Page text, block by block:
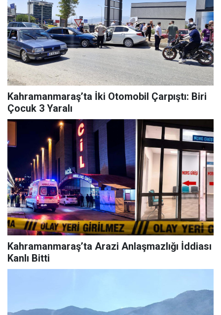
Kahramanmaraş’ta İki Otomobil Çarpıştı: Biri
Çocuk 3 Yaralı
Kahramanmaraş’ta Arazi Anlaşmazlığı İddiası
Kanlı Bitti